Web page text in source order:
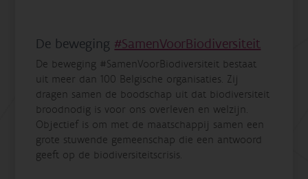
De beweging #SamenVoorBiodiversiteit
De beweging #SamenVoorBiodiversiteit bestaat
uit meer dan 100 Belgische organisaties. Zij
dragen samen de boodschap uit dat biodiversiteit
broodnodig is voor ons overleven en welzijn.
Objectief is om met de maatschappij samen een
grote stuwende gemeenschap die een antwoord
geeft op de biodiversiteitscrisis.